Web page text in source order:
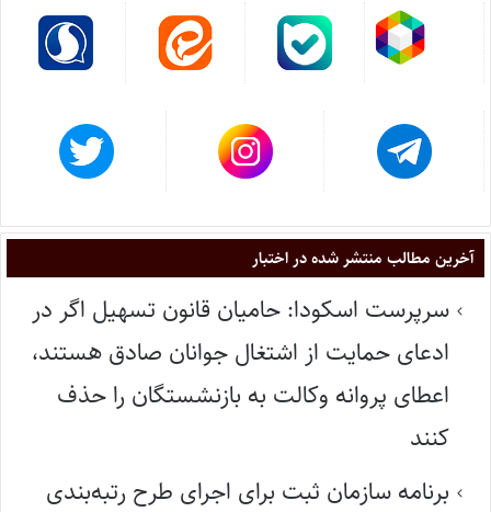
آخرین مطالب منتشر شده در اختبار
سرپرست اسکودا: حامیان قانون تسهیل اگر در
ادعای حمایت از اشتغال جوانان صادق هستند،
اعطای پروانه وکالت به بازنشستگان را حذف
کنند
برنامه سازمان ثبت برای اجرای طرح رتبه‌بندی